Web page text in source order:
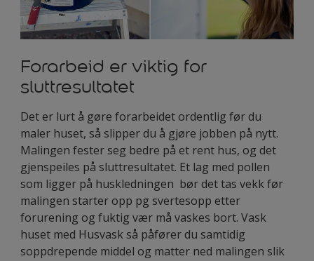
Forarbeid er viktig for
sluttresultatet
Det er lurt å gøre forarbeidet ordentlig før du
maler huset, så slipper du å gjøre jobben på nytt.
Malingen fester seg bedre på et rent hus, og det
gjenspeiles på sluttresultatet. Et lag med pollen
som ligger på huskledningen bør det tas vekk før
malingen starter opp pg svertesopp etter
forurening og fuktig vær må vaskes bort. Vask
huset med Husvask så påfører du samtidig
soppdrepende middel og matter ned malingen slik